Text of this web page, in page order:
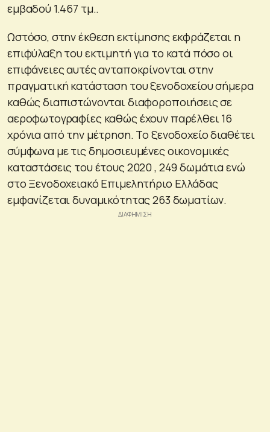
εμβαδού 1.467 τμ..
Ωστόσο, στην έκθεση εκτίμησης εκφράζεται η
επιφύλαξη του εκτιμητή για το κατά πόσο οι
επιφάνειες αυτές ανταποκρίνονται στην
πραγματική κατάσταση του ξενοδοχείου σήμερα
καθώς διαπιστώνονται διαφοροποιήσεις σε
αεροφωτογραφίες καθώς έχουν παρέλθει 16
χρόνια από την μέτρηση. Το ξενοδοχείο διαθέτει
σύμφωνα με τις δημοσιευμένες οικονομικές
καταστάσεις του έτους 2020 , 249 δωμάτια ενώ
στο Ξενοδοχειακό Επιμελητήριο Ελλάδας
εμφανίζεται δυναμικότητας 263 δωματίων.